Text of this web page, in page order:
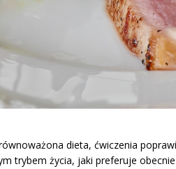
dieta, ćwiczenia
trybem życia, jaki preferuje